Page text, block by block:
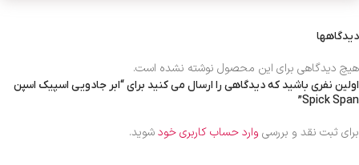
دیدگاهها
هیچ دیدگاهی برای این محصول نوشته نشده است.
اولین نفری باشید که دیدگاهی را ارسال می کنید برای “ابر جادویی اسپیک اسپن
Spick Span”
برای ثبت نقد و بررسی وارد حساب کاربری خودشوید.